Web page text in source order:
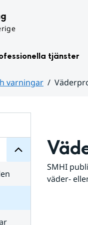
tjänster
varningar
för
SMHI
väder-